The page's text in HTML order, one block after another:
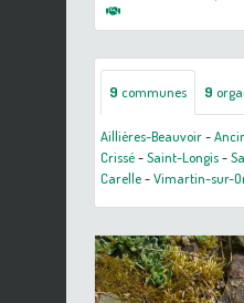
9 communes 9
Aillières-Beauvoir-
Crissé-Saint-Longis-
Carelle-Vimartin-sur-